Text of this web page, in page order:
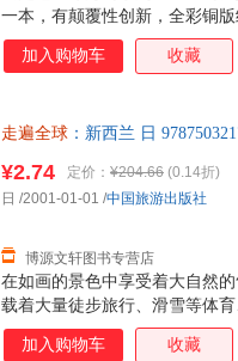
一本，有颠覆性创新，全彩铜
书对巴厘岛度假村的魅力、巴
胜地和观光名胜、推荐的巡回
本书也保持了走遍全球系列一
经有16年的出版历史。走遍全
美的图片和双语地图制作，获
加入购物车 收藏
走遍全球 ：新西兰 日
在如画的景色中享受着大自然
载着大量徒步旅行、滑雪等体
岛各个地区的美景等。
¥2.74 定价： ¥204.66 (0.14折)
博源文轩图书专营店
日 /2001-01-01 /中国旅游出版社
加入购物车 收藏